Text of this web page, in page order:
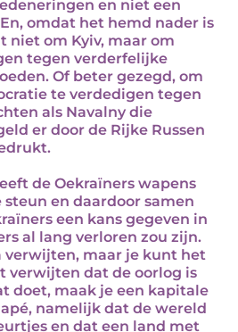
en niet een
omdat het hemd nader is
niet om Kyiv, maar om
tegen verderfelijke
Of beter gezegd, om
te verdedigen tegen
als Navalny die
er door de Rijke Russen
de Oekraïners wapens
en daardoor samen
een kans gegeven in
al lang verloren zou zijn.
verwijten, maar je kunt het
verwijten dat de oorlog is
doet, maak je een kapitale
namelijk dat de wereld
en dat een land met